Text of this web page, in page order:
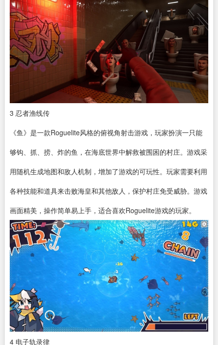
3 忍者渔线传
《鱼》是一款Roguelite风格的俯视角射击游戏，玩家扮演一只能
够钩、抓、捞、炸的鱼，在海底世界中解救被围困的村庄。游戏采
用随机生成地图和敌人机制，增加了游戏的可玩性。玩家需要利用
各种技能和道具来击败海皇和其他敌人，保护村庄免受威胁。游戏
画面精美，操作简单易上手，适合喜欢Roguelite游戏的玩家。
4 电子轨录律